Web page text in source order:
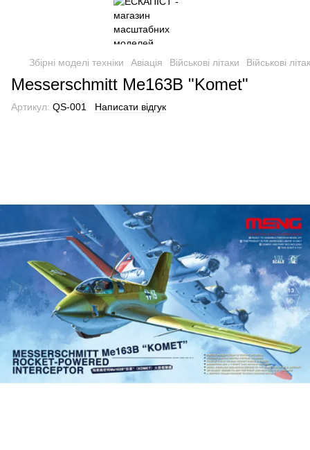
Збірні моделі техніки Авіація Військові літаки Військові
Messerschmitt Me163B "Komet"
Артикул: QS-001 Написати відгук